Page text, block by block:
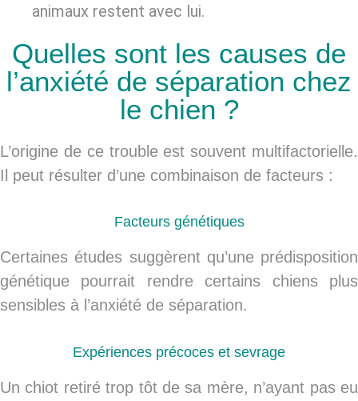
animaux restent avec lui.
Quelles sont les causes de
l’anxiété de séparation chez
le chien ?
L’origine de ce trouble est souvent multifactorielle.
Il peut résulter d’une combinaison de facteurs :
Facteurs génétiques
Certaines études suggèrent qu’une prédisposition
génétique pourrait rendre certains chiens plus
sensibles à l’anxiété de séparation.
Expériences précoces et sevrage
Un chiot retiré trop tôt de sa mère, n’ayant pas eu